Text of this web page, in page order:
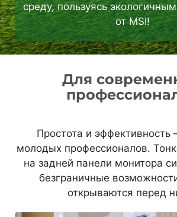
среду, пользуясь
от MSI!
Для
Простота и эффективность
молодых профессионалов.
на задней панели монитора
безграничные
открываются перед